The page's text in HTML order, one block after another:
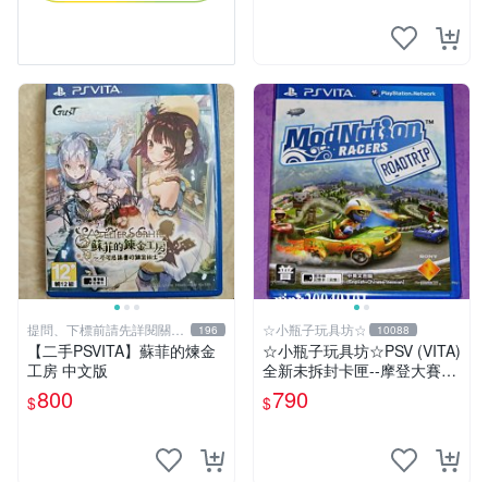
提問、下標前請先詳閱關於
我
196
【二手PSVITA】蘇菲的煉金
工房 中文版
$800
☆小瓶子玩具坊☆ 10088
☆小瓶子玩具坊☆PSV (VITA)
全新未拆封卡匣--摩登大賽車
公路之旅 中英文合版
$790